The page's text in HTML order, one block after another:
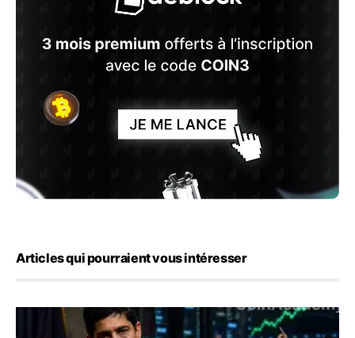
Articles qui pourraient vous intéresser
Emploi américain : 23 000 postes détruits en juillet, les